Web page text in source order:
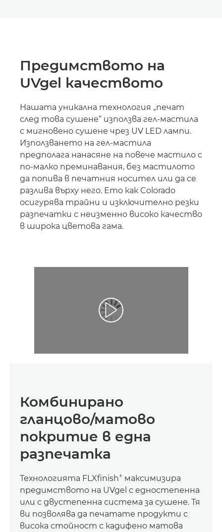
Предимството на
UVgel качеството
Нашата уникална технология „печат
след това сушене“ използва гел-мастила
с мигновено сушене чрез UV LED лампи.
Използването на гел-мастила
предполага нанасяне на повече мастило с
по-малко преминавания, без мастилото
да попива в печатния носител или да се
разлива върху него. Ето как Colorado
осигурява трайни и изключително резки
разпечатки с неизменно високо качество
в широка цветова гама.
Комбинирано
гланцово/матово
покритие в една
разпечатка
Технологията FLXﬁnish+ максимизира
предимството на UVgel с едностепенна
или с двустепенна система за сушене. Тя
ви позволява да печатате продукти с
висока стойност с кадифено матова